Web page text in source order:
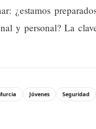
¿estamos
y personal? La
Jóvenes Seguridad